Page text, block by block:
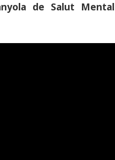
de Salut